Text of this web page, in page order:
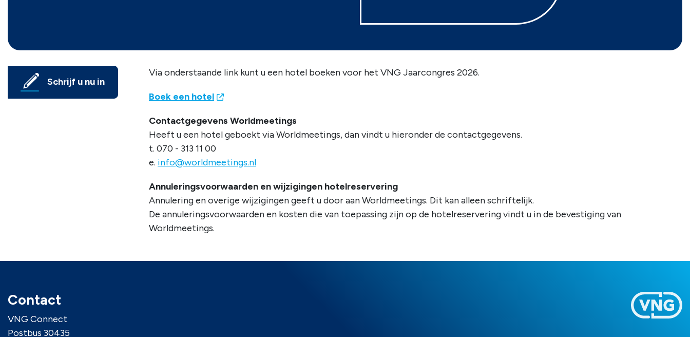
Schrijf u nu in
Via onderstaande link kunt u een hotel boeken voor het VNG Jaarcongres 2026.
Boek een hotel
Contactgegevens Worldmeetings
Heeft u een hotel geboekt via Worldmeetings, dan vindt u hieronder de contactgegevens.
t. 070 - 313 11 00
e. info@worldmeetings.nl
Annuleringsvoorwaarden en wijzigingen hotelreservering
Annulering en overige wijzigingen geeft u door aan Worldmeetings. Dit kan alleen schriftelijk.
De annuleringsvoorwaarden en kosten die van toepassing zijn op de hotelreservering vindt u in de bevestiging van
Worldmeetings.
Contact
VNG Connect
Postbus 30435